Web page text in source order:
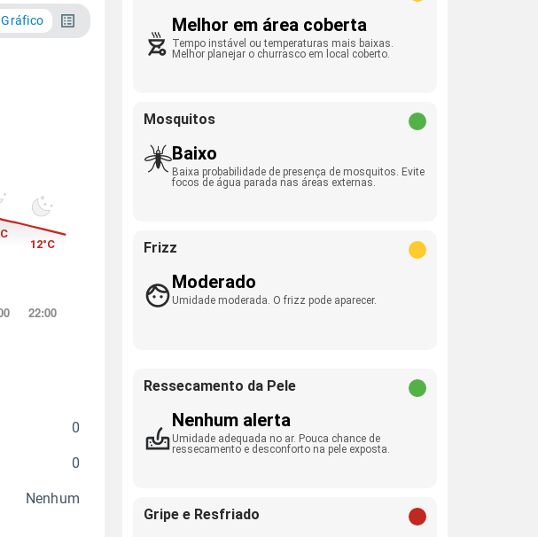
Gráfico
0
0
Nenhum
Melhor em área coberta
Tempo instável ou temperaturas mais baixas.
Melhor planejar o churrasco em local coberto.
Mosquitos
Baixo
Baixa probabilidade de presença de mosquitos. Evite
focos de água parada nas áreas externas.
Frizz
Moderado
Umidade moderada. O frizz pode aparecer.
Ressecamento da Pele
Nenhum alerta
Umidade adequada no ar. Pouca chance de
ressecamento e desconforto na pele exposta.
Gripe e Resfriado